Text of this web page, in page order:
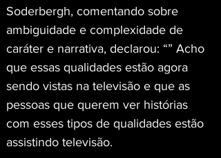
Soderbergh, comentando sobre
ambiguidade e complexidade de
caráter e narrativa, declarou: “” Acho
que essas qualidades estão agora
sendo vistas na televisão e que as
pessoas que querem ver histórias
com esses tipos de qualidades estão
assistindo televisão.